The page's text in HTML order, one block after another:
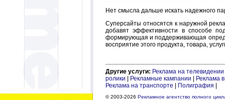
Нет смысла дальше искать надежного
Суперсайты относятся к наружной
добавят эффективности в способе
формирующая и поддерживающая
восприятие этого продукта, товара,
Другие услуги: Реклама на телевидении
ролики
Рекламные кампании
Реклама
Реклама на транспорте
Полиграфия
© 2003-2026 Рекламное агентство полного